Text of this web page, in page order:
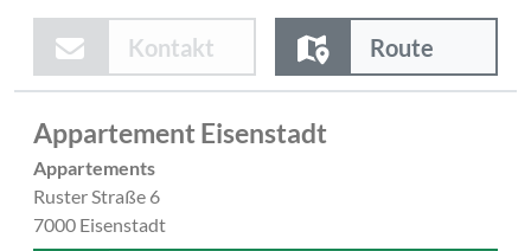
Kontakt Route
Appartement Eisenstadt
Appartements
Ruster Straße 6
7000 Eisenstadt